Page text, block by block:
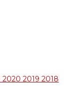
2020 2019 2018